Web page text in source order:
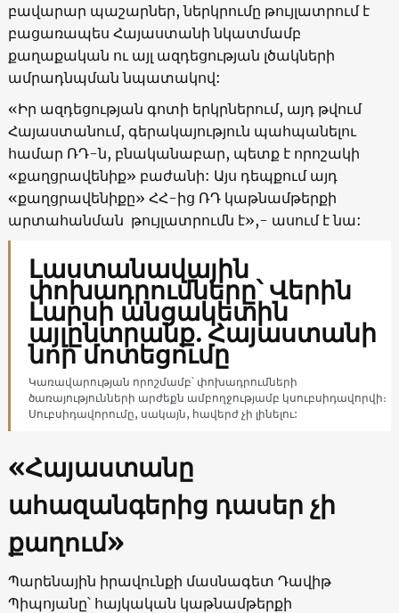
բավարար պաշարներ, ներկրումը թույլատրում է
բացառապես Հայաստանի նկատմամբ
քաղաքական ու այլ ազդեցության լծակների
ամրադնպման նպատակով:
«Իր ազդեցության գոտի երկրներում, այդ թվում
Հայաստանում, գերակայություն պահպանելու
համար ՌԴ-ն, բնականաբար, պետք է որոշակի
«քաղցրավենիք» բաժանի: Այս դեպքում այդ
«քաղցրավենիքը» ՀՀ-ից ՌԴ կաթնամթերքի
արտահանման թույլատրումն է»,- ասում է նա:
Լաստանավային
փոխադրումները՝ Վերին
Լարսի անցակետին
այլընտրանք. Հայաստանի
նոր մոտեցումը
Կառավարության որոշմամբ՝ փոխադրումների
ծառայությունների արժեքն ամբողջությամբ կսուբսիդավորվի։
Սուբսիդավորումը, սակայն, հավերժ չի լինելու:
«Հայաստանը
ահազանգերից դասեր չի
քաղում»
Պարենային իրավունքի մասնագետ Դավիթ
Պիպոյանը՝ հայկական կաթնամթերքի